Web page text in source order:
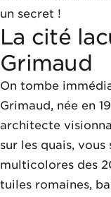
un secret !
La cité
Grimaud
On tombe
Grimaud, née en
architecte
sur les quais,
multicolores des
tuiles romaines,